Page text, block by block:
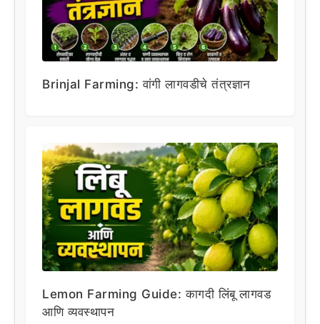
Brinjal Farming: वांगी लागवडीचे तंत्रज्ञान
Lemon Farming Guide: कागदी लिंबू लागवड
आणि व्यवस्थापन